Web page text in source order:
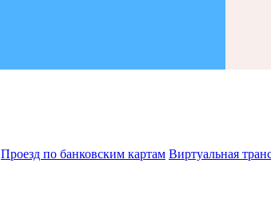
Проезд по банковским картам Виртуальная